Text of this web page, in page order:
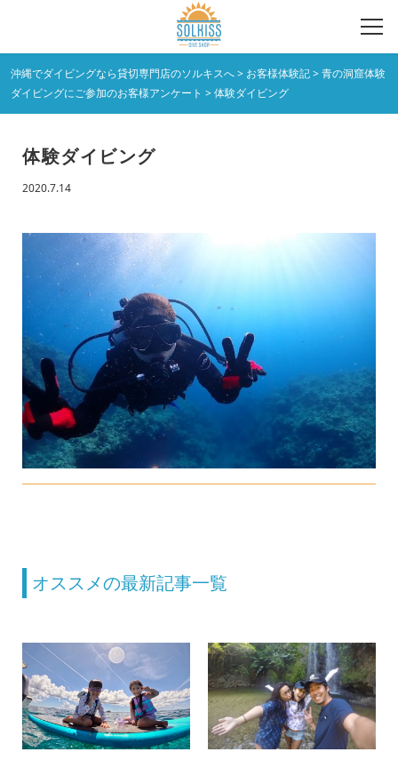
沖縄でダイビングなら貸切専門店のソルキスへ> お客様体験記>青の洞窟体験
ダイビングにご参加のお客様アンケート >体験ダイビング
体験ダイビング
2020.7.14
オススメの最新記事一覧